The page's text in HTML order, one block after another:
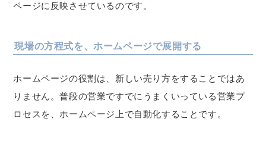
ページに反映させているのです。
現場の方程式を、ホームページで展開する
ホームページの役割は、新しい売り方をすることではあ
りません。普段の営業ですでにうまくいっている営業プ
ロセスを、ホームページ上で自動化することです。